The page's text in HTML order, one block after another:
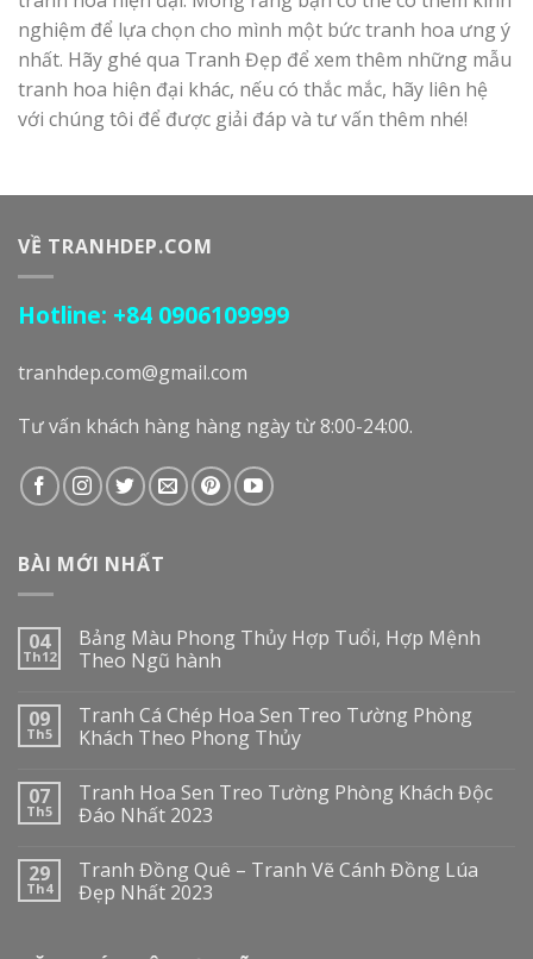
nghiệm để lựa chọn cho mình một bức tranh hoa ưng ý
nhất. Hãy ghé qua Tranh Đẹp để xem thêm những mẫu
tranh hoa hiện đại khác, nếu có thắc mắc, hãy liên hệ
với chúng tôi để được giải đáp và tư vấn thêm nhé!
VỀ TRANHDEP.COM
Hotline: +84 0906109999
tranhdep.com@gmail.com
Tư vấn khách hàng hàng ngày từ 8:00-24:00.
BÀI MỚI NHẤT
04
Th12
Bảng Màu Phong Thủy Hợp Tuổi, Hợp Mệnh
Theo Ngũ hành
09
Th5
Tranh Cá Chép Hoa Sen Treo Tường Phòng
Khách Theo Phong Thủy
07
Th5
Tranh Hoa Sen Treo Tường Phòng Khách Độc
Đáo Nhất 2023
29
Th4
Tranh Đồng Quê – Tranh Vẽ Cánh Đồng Lúa
Đẹp Nhất 2023